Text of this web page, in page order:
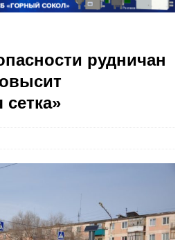
рудничан